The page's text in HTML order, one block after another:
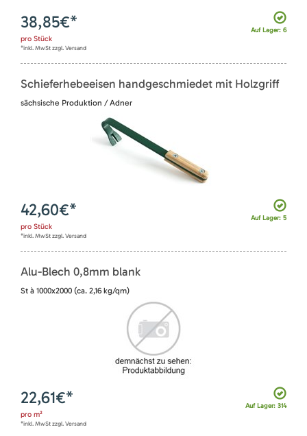
Auf Lager: 6
38,85€*
pro Stück
*inkl. MwSt zzgl. Versand
Schieferhebeeisen handgeschmiedet mit Holzgriff
sächsische Produktion / Adner
Auf Lager: 5
42,60€*
pro Stück
*inkl. MwSt zzgl. Versand
Alu-Blech 0,8mm blank
St à 1000x2000 (ca. 2,16 kg/qm)
Auf Lager: 314
22,61€*
pro m²
*inkl. MwSt zzgl. Versand